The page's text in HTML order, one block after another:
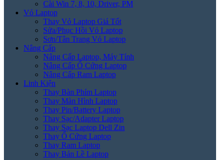
Cài Win 7, 8, 10, Driver, PM
Vỏ Laptop
Thay Vỏ Laptop Giá Tốt
Sửa/Phục Hồi Vỏ Laptop
Sơn/Tân Trang Vỏ Laptop
Nâng Cấp
Nâng Cấp Laptop, Máy Tính
Nâng Cấp Ổ Cứng Laptop
Nâng Cấp Ram Laptop
Linh Kiện
Thay Bàn Phím Laptop
Thay Màn Hình Laptop
Thay Pin/Battery Laptop
Thay Sạc/Adapter Laptop
Thay Sạc Laptop Dell Zin
Thay Ổ Cứng Laptop
Thay Ram Laptop
Thay Bản Lề Laptop